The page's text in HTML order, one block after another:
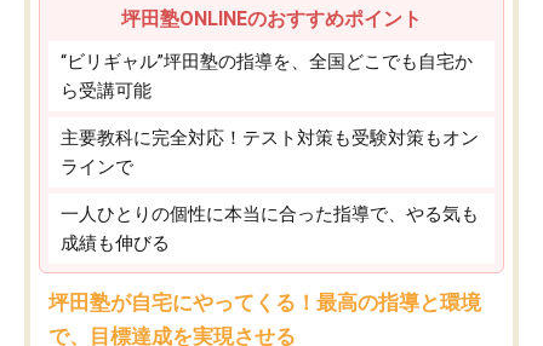
坪田塾ONLINEのおすすめポイント
“ビリギャル”坪田塾の指導を、全国どこでも自宅か
ら受講可能
主要教科に完全対応！テスト対策も受験対策もオン
ラインで
一人ひとりの個性に本当に合った指導で、やる気も
成績も伸びる
坪田塾が自宅にやってくる！最高の指導と環境
で、目標達成を実現させる